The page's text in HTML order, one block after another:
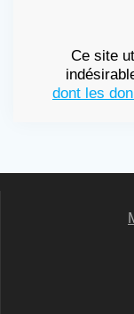
Ce site
dont les